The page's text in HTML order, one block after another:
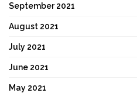
September 2021
August 2021
July 2021
June 2021
May 2021